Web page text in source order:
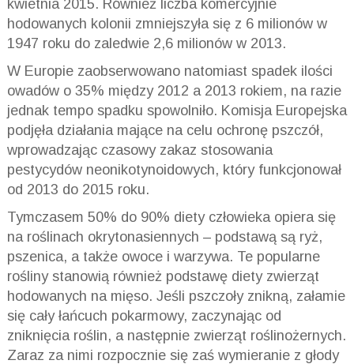
kwietnia 2015. Również liczba komercyjnie
hodowanych kolonii zmniejszyła się z 6 milionów w
1947 roku do zaledwie 2,6 milionów w 2013.
W Europie zaobserwowano natomiast spadek ilości
owadów o 35% między 2012 a 2013 rokiem, na razie
jednak tempo spadku spowolniło. Komisja Europejska
podjęła działania mające na celu ochronę pszczół,
wprowadzając czasowy zakaz stosowania
pestycydów neonikotynoidowych, który funkcjonował
od 2013 do 2015 roku.
Tymczasem 50% do 90% diety człowieka opiera się
na roślinach okrytonasiennych – podstawą są ryż,
pszenica, a także owoce i warzywa. Te popularne
rośliny stanowią również podstawę diety zwierząt
hodowanych na mięso. Jeśli pszczoły znikną, załamie
się cały łańcuch pokarmowy, zaczynając od
zniknięcia roślin, a następnie zwierząt roślinożernych.
Zaraz za nimi rozpocznie się zaś wymieranie z głody